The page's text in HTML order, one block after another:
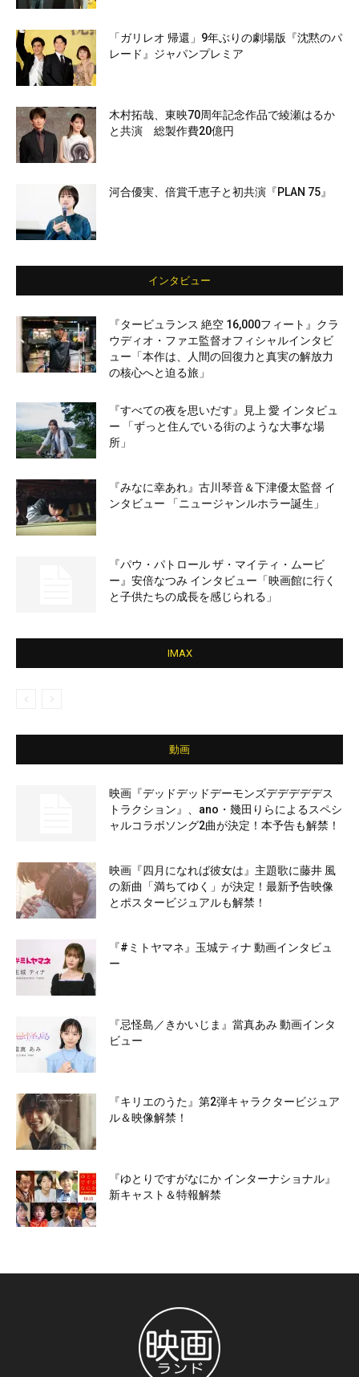
「ガリレオ 帰還」9年ぶりの劇場版『沈黙のパ
レード』ジャパンプレミア
木村拓哉、東映70周年記念作品で綾瀬はるか
と共演 総製作費20億円
河合優実、倍賞千恵子と初共演『PLAN 75』
インタビュー
『タービュランス 絶空 16,000フィート』クラ
ウディオ・ファエ監督オフィシャルインタビ
ュー「本作は、人間の回復力と真実の解放力
の核心へと迫る旅」
『すべての夜を思いだす』見上 愛 インタビュ
ー 「ずっと住んでいる街のような大事な場
所」
『みなに幸あれ』古川琴音＆下津優太監督 イ
ンタビュー 「ニュージャンルホラー誕生」
『パウ・パトロール ザ・マイティ・ムービ
ー』安倍なつみ インタビュー「映画館に行く
と子供たちの成長を感じられる」
IMAX
動画
映画『デッドデッドデーモンズデデデデデス
トラクション』、ano・幾田りらによるスペシ
ャルコラボソング2曲が決定！本予告も解禁！
映画『四月になれば彼女は』主題歌に藤井 風
の新曲「満ちてゆく」が決定！最新予告映像
とポスタービジュアルも解禁！
『#ミトヤマネ』玉城ティナ 動画インタビュ
ー
『忌怪島／きかいじま』當真あみ 動画インタ
ビュー
『キリエのうた』第2弾キャラクタービジュア
ル＆映像解禁！
『ゆとりですがなにか インターナショナル』
新キャスト＆特報解禁